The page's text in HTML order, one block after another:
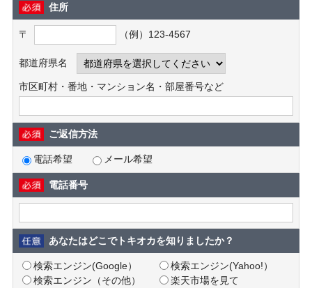
住所
〒 （例）123-4567
都道府県名
市区町村・番地・マンション名・部屋番号など
ご返信方法
電話希望 メール希望
電話番号
あなたはどこでトキオカを知りましたか？
検索エンジン(Google）
検索エンジン(Yahoo!）
検索エンジン（その他）
楽天市場を見て